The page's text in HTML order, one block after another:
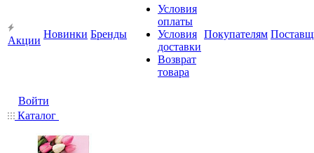
Акции
Новинки Бренды
Условия
оплаты
Условия
доставки
Возврат
товара
Покупателям
Войти
Каталог